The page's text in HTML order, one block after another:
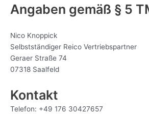
Angaben gemäß § 5
Nico Knoppick
Selbstständiger Reico Vertriebspartner
Geraer Straße 74
07318 Saalfeld
Kontakt
Telefon: +49 176 30427657